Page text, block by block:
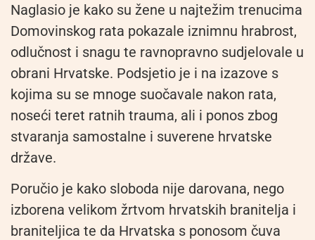
Naglasio je kako su žene u najtežim trenucima
Domovinskog rata pokazale iznimnu hrabrost,
odlučnost i snagu te ravnopravno sudjelovale u
obrani Hrvatske. Podsjetio je i na izazove s
kojima su se mnoge suočavale nakon rata,
noseći teret ratnih trauma, ali i ponos zbog
stvaranja samostalne i suverene hrvatske
države.
Poručio je kako sloboda nije darovana, nego
izborena velikom žrtvom hrvatskih branitelja i
braniteljica te da Hrvatska s ponosom čuva